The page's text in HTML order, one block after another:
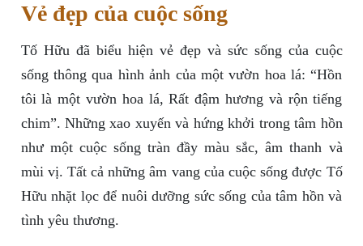
Vẻ đẹp của cuộc sống
Tố Hữu đã biểu hiện vẻ đẹp và sức sống của cuộc
sống thông qua hình ảnh của một vườn hoa lá: “Hồn
tôi là một vườn hoa lá, Rất đậm hương và rộn tiếng
chim”. Những xao xuyến và hứng khởi trong tâm hồn
như một cuộc sống tràn đầy màu sắc, âm thanh và
mùi vị. Tất cả những âm vang của cuộc sống được Tố
Hữu nhặt lọc để nuôi dưỡng sức sống của tâm hồn và
tình yêu thương.